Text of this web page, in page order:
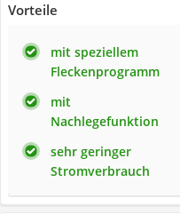
Vorteile
mit speziellem
Fleckenprogramm
mit
Nachlegefunktion
sehr geringer
Stromverbrauch